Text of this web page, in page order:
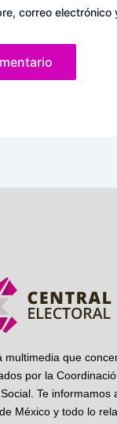
correo
multimedia que
por la
Te informamos
México y todo lo